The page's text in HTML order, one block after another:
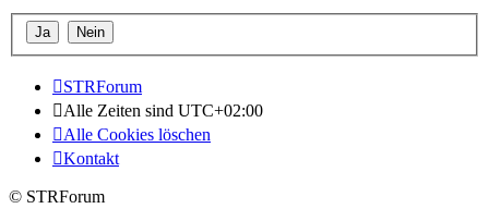
STRForum
Alle Zeiten sind UTC+02:00
Alle Cookies löschen
Kontakt
© STRForum